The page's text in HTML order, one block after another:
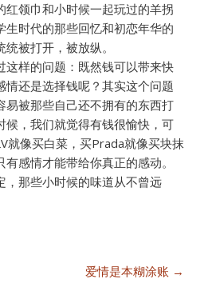
红领巾和小时候一起玩过的羊拐
生时代的那些回忆和初恋年华的
被打开，被放纵。
这样的问题：既然钱可以带来快
情还是选择钱呢？其实这个问题
易被那些自己还不拥有的东西打
候，我们就觉得有钱很愉快，可
就像买白菜，买Prada就像买块抹
感情才能带给你真正的感动。
，那些小时候的味道从不曾远
爱情是本糊涂账 →